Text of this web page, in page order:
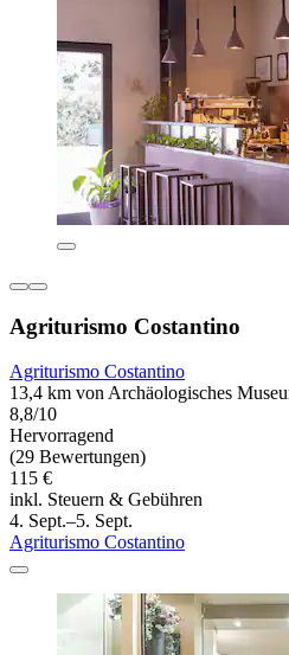
Agriturismo Costantino
Agriturismo Costantino
13,4 km von Archäologisches
8,8/10
Hervorragend
(29 Bewertungen)
115 €
inkl. Steuern & Gebühren
4. Sept.–5. Sept.
Agriturismo Costantino